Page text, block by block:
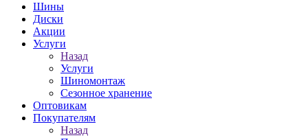
Шины
Диски
Акции
Услуги
Назад
Услуги
Шиномонтаж
Сезонное хранение
Оптовикам
Покупателям
Назад